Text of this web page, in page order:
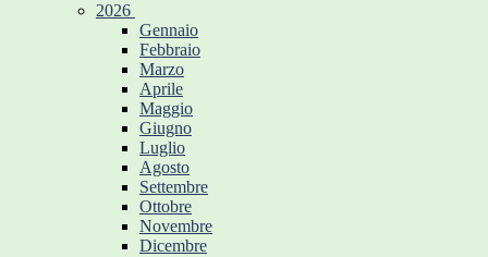
2026
Gennaio
Febbraio
Marzo
Aprile
Maggio
Giugno
Luglio
Agosto
Settembre
Ottobre
Novembre
Dicembre